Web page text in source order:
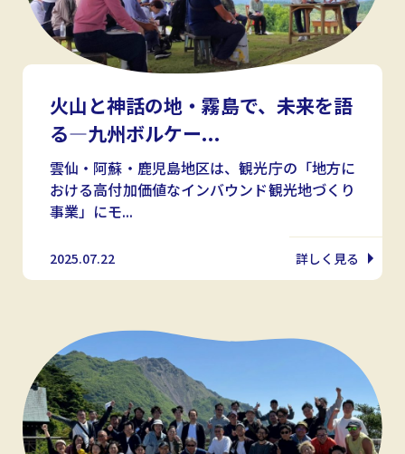
火山と神話の地・霧島で、未来を語
る—九州ボルケー...
雲仙・阿蘇・鹿児島地区は、観光庁の「地方に
おける高付加価値なインバウンド観光地づくり
事業」にモ...
2025.07.22 詳しく見る